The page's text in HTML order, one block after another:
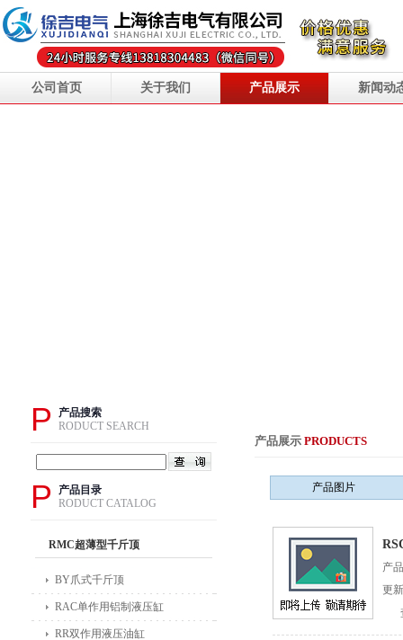
公司首页 关于我们 产品展示 新闻动
P
产品搜索
RODUCT SEARCH
P
产品目录
RODUCT CATALOG
RMC超薄型千斤顶
BY爪式千斤顶
RAC单作用铝制液压缸
RR双作用液压油缸
产品展示 PRODUCTS
产品图片
产
更